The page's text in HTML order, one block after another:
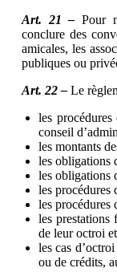
Art. 21 – Pour
conclure des
amicales, les
publiques ou
Art. 22 – Le
les
conseil
les montants
les obligations
les obligations
les procédures
les procédures
les prestations
de leur octroi
les cas
ou de crédits,